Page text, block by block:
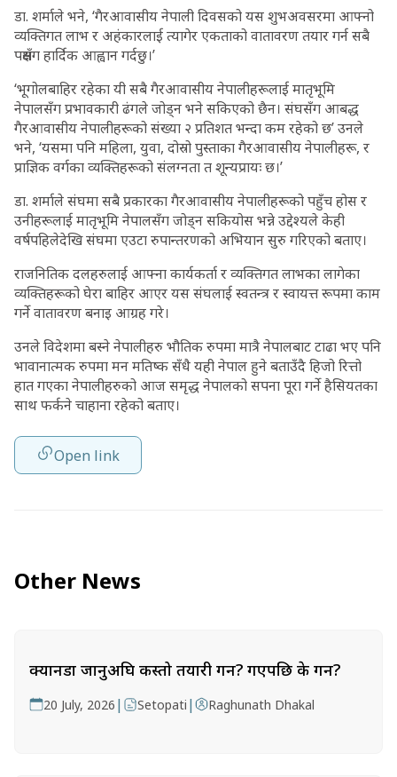
डा. शर्माले भने, ‘गैरआवासीय नेपाली दिवसको यस शुभअवसरमा आफ्नो
व्यक्तिगत लाभ र अहंकारलाई त्यागेर एकताको वातावरण तयार गर्न सबै
पक्षसँग हार्दिक आह्वान गर्दछु।’
‘भूगोलबाहिर रहेका यी सबै गैरआवासीय नेपालीहरूलाई मातृभूमि
नेपालसँग प्रभावकारी ढंगले जोड्न भने सकिएको छैन। संघसँग आबद्ध
गैरआवासीय नेपालीहरूको संख्या २ प्रतिशत भन्दा कम रहेको छ’ उनले
भने, ‘यसमा पनि महिला, युवा, दोस्रो पुस्ताका गैरआवासीय नेपालीहरू, र
प्राज्ञिक वर्गका व्यक्तिहरूको संलग्नता त शून्यप्रायः छ।’
डा. शर्माले संघमा सबै प्रकारका गैरआवासीय नेपालीहरूको पहुँच होस र
उनीहरूलाई मातृभूमि नेपालसँग जोड्न सकियोस भन्ने उद्देश्यले केही
वर्षपहिलेदेखि संघमा एउटा रुपान्तरणको अभियान सुरु गरिएको बताए।
राजनितिक दलहरुलाई आफ्ना कार्यकर्ता र व्यक्तिगत लाभका लागेका
व्यक्तिहरूको घेरा बाहिर आएर यस संघलाई स्वतन्त्र र स्वायत्त रूपमा काम
गर्ने वातावरण बनाइ आग्रह गरे।
उनले विदेशमा बस्ने नेपालीहरु भौतिक रुपमा मात्रै नेपालबाट टाढा भए पनि
भावानात्मक रुपमा मन मतिष्क सँधै यही नेपाल हुने बताउँदै हिजो रित्तो
हात गएका नेपालीहरुको आज समृद्ध नेपालको सपना पूरा गर्ने हैसियतका
साथ फर्कने चाहाना रहेको बताए।
Open link
Other News
क्यानडा जानुअघि कस्तो तयारी गर्ने? गएपछि के गर्ने?
20 July, 2026 | Setopati | Raghunath Dhakal